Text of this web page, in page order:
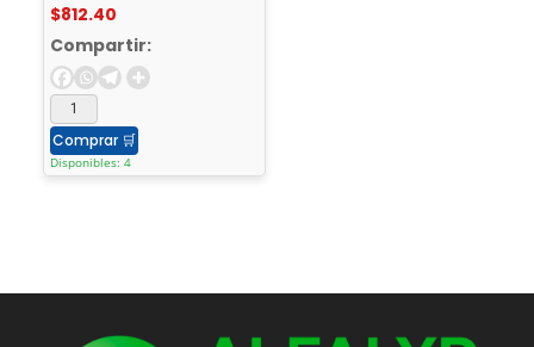
$812.40
Compartir:
Comprar 🛒
Disponibles: 4